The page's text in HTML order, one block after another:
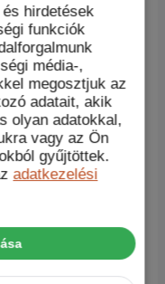
hirdetések
funkciók
média-,
megosztjuk az
adatait, akik
olyan adatokkal,
vagy az Ön
gyűjtöttek.
adatkezelési